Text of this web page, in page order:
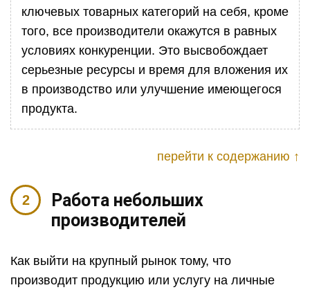
ключевых товарных категорий на себя, кроме
того, все производители окажутся в равных
условиях конкуренции. Это высвобождает
серьезные ресурсы и время для вложения их
в производство или улучшение имеющегося
продукта.
перейти к содержанию ↑
Работа небольших
производителей
Как выйти на крупный рынок тому, что
производит продукцию или услугу на личные